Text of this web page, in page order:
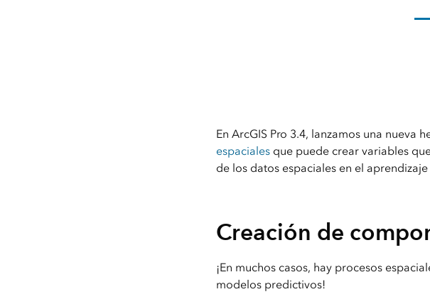
En ArcGIS Pro 3.4, lanzamos una nueva
espacialesque puede crear variables
de los datos espaciales en el
Creación de
¡En muchos casos, hay procesos
modelos predictivos!